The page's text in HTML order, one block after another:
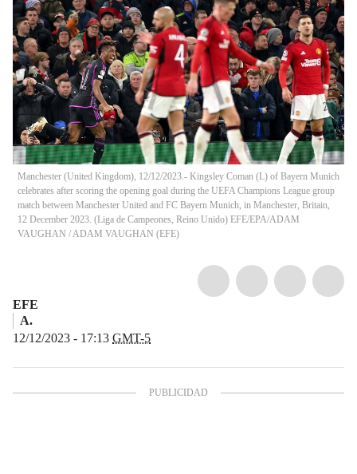
Manchester (United Kingdom), 12/12/2023.- Kingsley Coman (L) of Bayern Munich
celebrates after scoring the opening goal during the UEFA Champions League group
match between Manchester United and FC Bayern Munich, in Manchester, Britain,
12 December 2023. (Liga de Campeones, Reino Unido) EFE/EPA/ADAM
VAUGHAN /ADAM VAUGHAN (EFE)
EFE
A.
12/12/2023 - 17:13 GMT-5